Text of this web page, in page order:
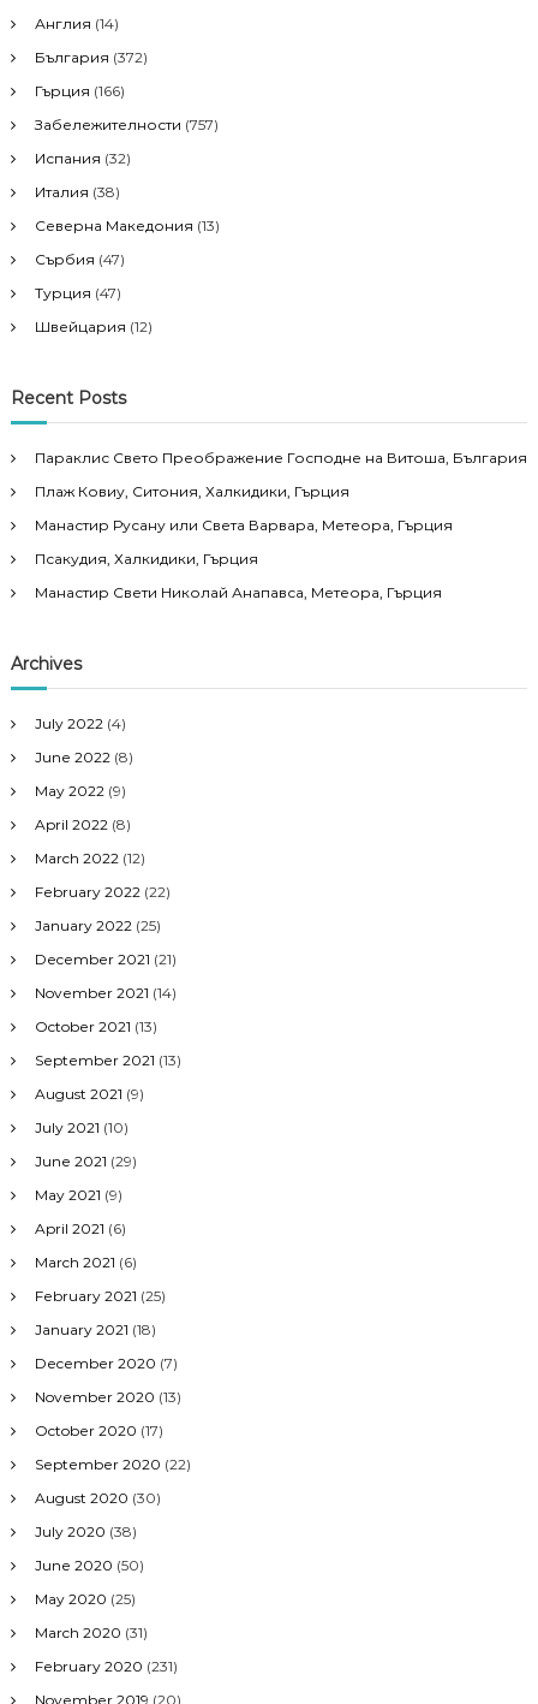
Англия (14)
България (372)
Гърция (166)
Забележителности (757)
Испания (32)
Италия (38)
Северна Македония (13)
Сърбия (47)
Турция (47)
Швейцария (12)
Recent Posts
Параклис Свето Преображение Господне на Витоша, България
Плаж Ковиу, Ситония, Халкидики, Гърция
Манастир Русану или Света Варвара, Метеора, Гърция
Псакудия, Халкидики, Гърция
Манастир Свети Николай Анапавса, Метеора, Гърция
Archives
July 2022 (4)
June 2022 (8)
May 2022 (9)
April 2022 (8)
March 2022 (12)
February 2022 (22)
January 2022 (25)
December 2021 (21)
November 2021 (14)
October 2021 (13)
September 2021 (13)
August 2021 (9)
July 2021 (10)
June 2021 (29)
May 2021 (9)
April 2021 (6)
March 2021 (6)
February 2021 (25)
January 2021 (18)
December 2020 (7)
November 2020 (13)
October 2020 (17)
September 2020 (22)
August 2020 (30)
July 2020 (38)
June 2020 (50)
May 2020 (25)
March 2020 (31)
February 2020 (231)
November 2019 (20)